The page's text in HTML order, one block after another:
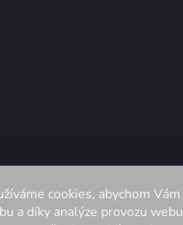
cookies, abychom
a díky analýze provozu